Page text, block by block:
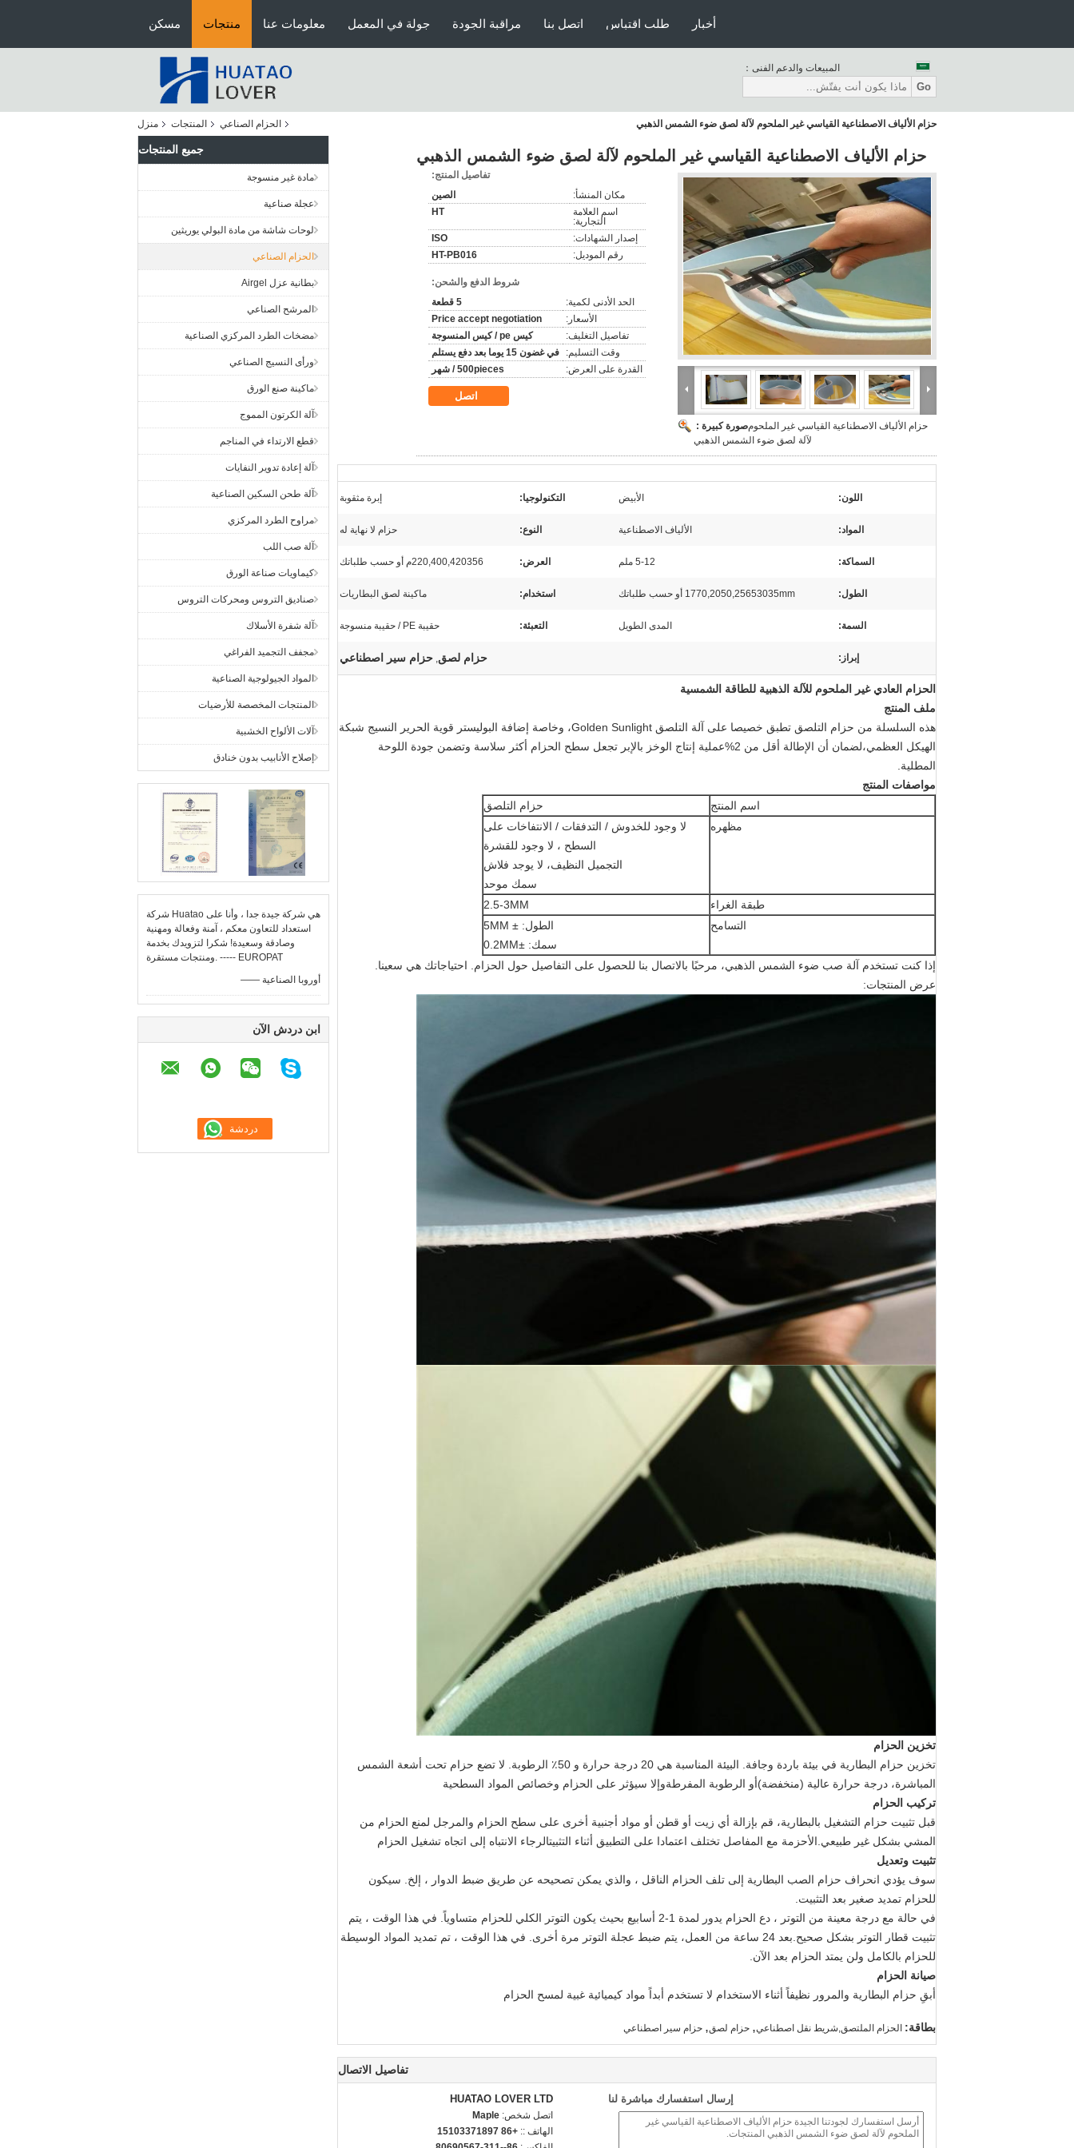
مسكن منتجات معلومات عنا جولة في المعمل مراقبة الجودة اتصل بنا طلب اقتباس أخبار
المبيعات والدعم الفنى：
Go
منزل المنتجات الحزام الصناعي حزام الألياف الاصطناعية القياسي غير الملحوم لآلة لصق ضوء الشمس الذهبي
جميع المنتجات
مادة غير منسوجة
عجلة صناعية
لوحات شاشة من مادة البولي يوريثين
الحزام الصناعي
بطانية عزل Airgel
المرشح الصناعي
مضخات الطرد المركزي الصناعية
ورأى النسيج الصناعي
ماكينة صنع الورق
آلة الكرتون المموج
قطع الارتداء في المناجم
آلة إعادة تدوير النفايات
آلة طحن السكين الصناعية
مراوح الطرد المركزي
آلة صب اللب
كيماويات صناعة الورق
صناديق التروس ومحركات التروس
آلة شفرة الأسلاك
مجفف التجميد الفراغي
المواد الجيولوجية الصناعية
المنتجات المخصصة للأرضيات
آلات الألواح الخشبية
إصلاح الأنابيب بدون خنادق
شركة Huatao هي شركة جيدة جدا ، وأنا على
استعداد للتعاون معكم ، آمنة وفعالة ومهنية
وصادقة وسعيدة! شكرا لتزويدك بخدمة
ومنتجات مستقرة. ----- EUROPAT
—— أوروبا الصناعية
ابن دردش الآن
حزام الألياف الاصطناعية القياسي غير الملحوم لآلة لصق ضوء الشمس الذهبي
صورة كبيرة :حزام الألياف الاصطناعية القياسي غير الملحوم
لآلة لصق ضوء الشمس الذهبي
تفاصيل المنتج:
مكان المنشأ:
الصين
اسم العلامة
التجارية:
HT
إصدار الشهادات:
ISO
رقم الموديل:
HT-PB016
شروط الدفع والشحن:
الحد الأدنى لكمية:
5 قطعة
الأسعار:
Price accept negotiation
تفاصيل التغليف:
كيس pe / كيس المنسوجة
وقت التسليم:
في غضون 15 يوما بعد دفع يستلم
القدرة على العرض:
500pieces / شهر
اتصل
اللون: الأبيض التكنولوجيا: إبرة مثقوبة
المواد: الألياف الاصطناعية النوع: حزام لا نهاية له
السماكة: 5-12 ملم العرض: 220,400,420356م أو حسب طلباتك
الطول: 1770,2050,25653035mm أو حسب طلباتك استخدام: ماكينة لصق البطاريات
السمة: المدى الطويل التعبئة: حقيبة PE / حقيبة منسوجة
إبراز: حزام لصق, حزام سير اصطناعي
الحزام العادي غير الملحوم للآلة الذهبية للطاقة الشمسية
ملف المنتج
هذه السلسلة من حزام التلصق تطبق خصيصا على آلة التلصق Golden Sunlight، وخاصة إضافة البوليستر قوية الحرير النسيج شبكة
الهيكل العظمي،لضمان أن الإطالة أقل من 2%عملية إنتاج الوخز بالإبر تجعل سطح الحزام أكثر سلاسة وتضمن جودة اللوحة
المطلية.
مواصفات المنتج
اسم المنتج
حزام التلصق
مظهره
لا وجود للخدوش / التدفقات / الانتفاخات على
السطح ، لا وجود للقشرة
التجميل النظيف، لا يوجد فلاش
سمك موحد
طبقة الغراء
2.5-3MM
التسامح
الطول: ± 5MM
سمك: ±0.2MM
إذا كنت تستخدم آلة صب ضوء الشمس الذهبي، مرحبًا بالاتصال بنا للحصول على التفاصيل حول الحزام. احتياجاتك هي سعينا.
عرض المنتجات:
تخزين الحزام
تخزين حزام البطارية في بيئة باردة وجافة. البيئة المناسبة هي 20 درجة حرارة و 50٪ الرطوبة. لا تضع حزام تحت أشعة الشمس
المباشرة، درجة حرارة عالية (منخفضة)أو الرطوبة المفرطةوإلا سيؤثر على الحزام وخصائص المواد السطحية
تركيب الحزام
قبل تثبيت حزام التشغيل بالبطارية، قم بإزالة أي زيت أو قطن أو مواد أجنبية أخرى على سطح الحزام والمرجل لمنع الحزام من
المشي بشكل غير طبيعي.الأحزمة مع المفاصل تختلف اعتمادا على التطبيق أثناء التثبيتالرجاء الانتباه إلى اتجاه تشغيل الحزام
تثبيت وتعديل
سوف يؤدي انحراف حزام الصب البطارية إلى تلف الحزام الناقل ، والذي يمكن تصحيحه عن طريق ضبط الدوار ، إلخ. سيكون
للحزام تمديد صغير بعد التثبيت.
في حالة مع درجة معينة من التوتر ، دع الحزام يدور لمدة 1-2 أسابيع بحيث يكون التوتر الكلي للحزام متساوياً. في هذا الوقت ، يتم
تثبيت قطار التوتر بشكل صحيح.بعد 24 ساعة من العمل، يتم ضبط عجلة التوتر مرة أخرى. في هذا الوقت ، تم تمديد المواد الوسيطة
للحزام بالكامل ولن يمتد الحزام بعد الآن.
صيانة الحزام
أبقِ حزام البطارية والمرور نظيفاً أثناء الاستخدام لا تستخدم أبداً مواد كيميائية غبية لمسح الحزام
بطاقة: الحزام الملتصق,شريط نقل اصطناعي, حزام لصق, حزام سير اصطناعي
تفاصيل الاتصال
HUATAO LOVER LTD
اتصل شخص: Maple
الهاتف :: +86 15103371897
إرسال استفسارك مباشرة لنا